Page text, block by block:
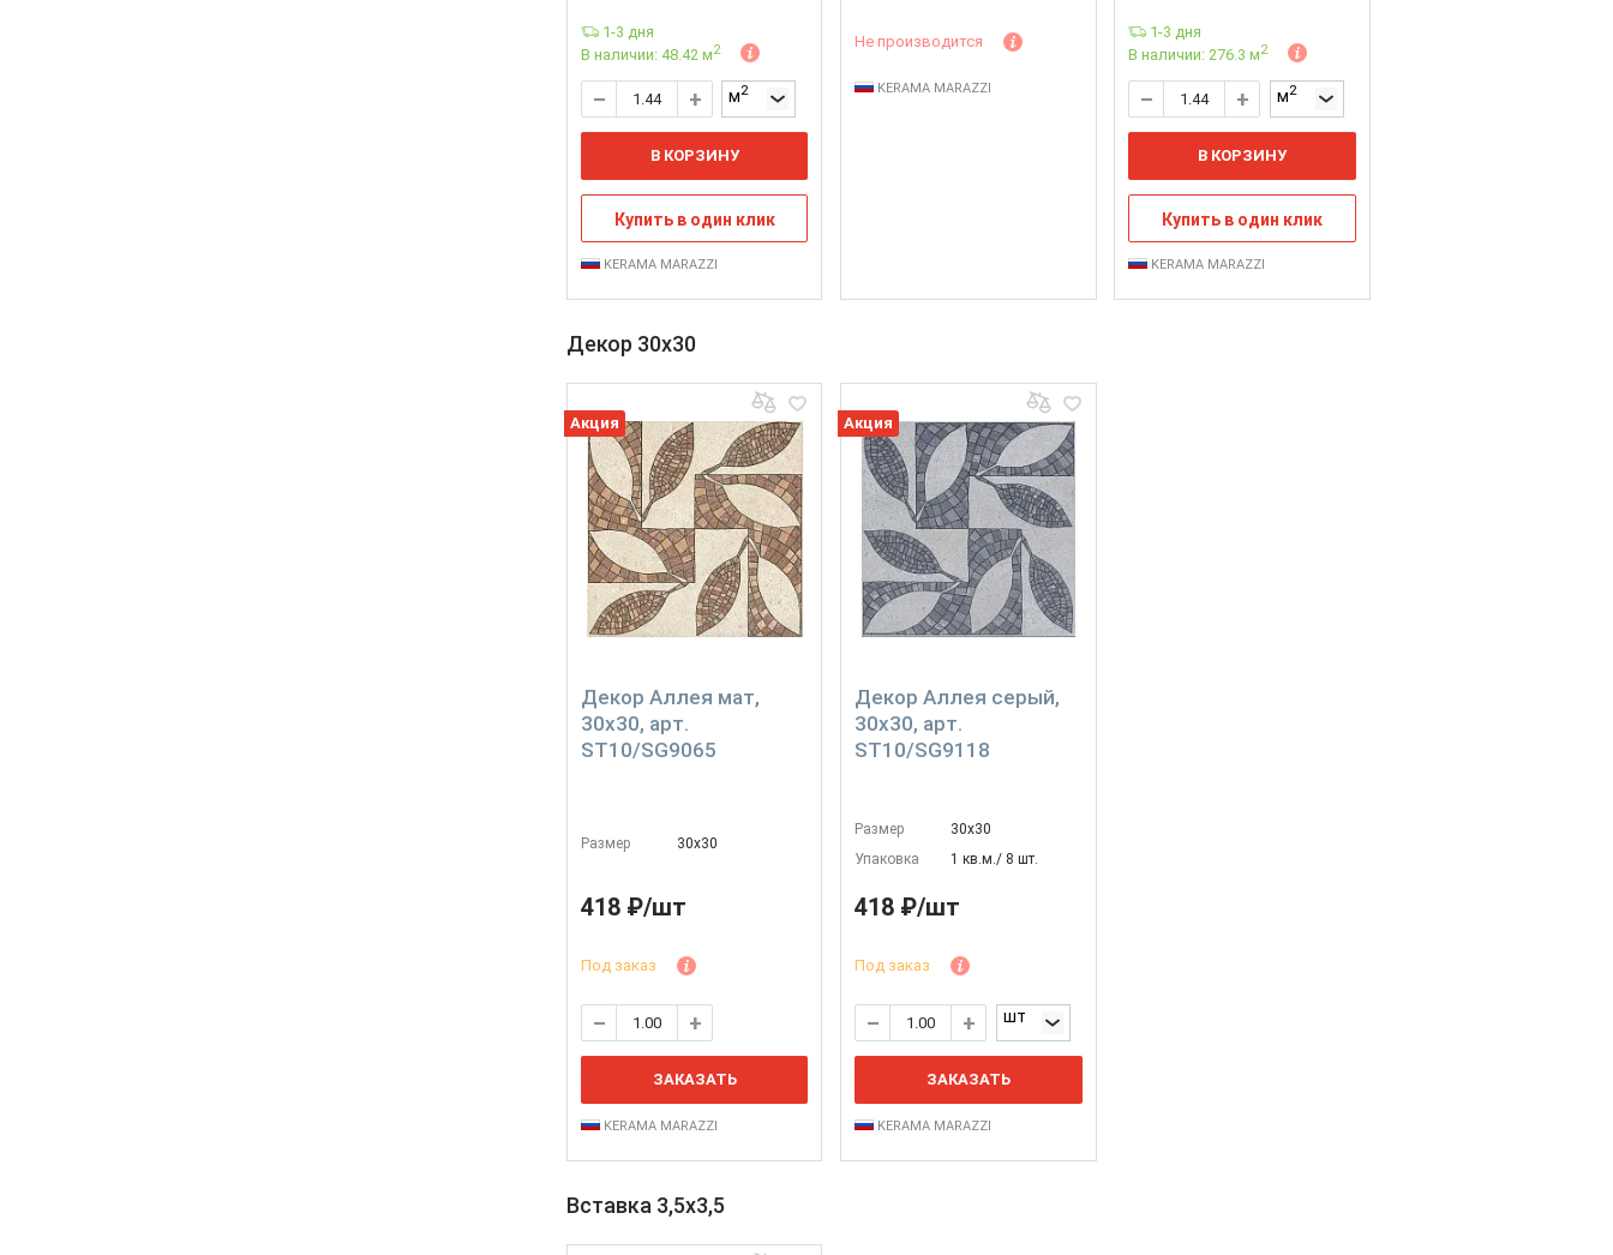
1-3 дня
В наличии: 48.42 м2
м2
В КОРЗИНУ
Купить в один клик
KERAMA MARAZZI
Не производится
KERAMA MARAZZI
1-3 дня
В наличии: 276.3 м2
м2
В КОРЗИНУ
Купить в один клик
KERAMA MARAZZI
Декор 30x30
Декор Аллея мат,
30x30, арт.
ST10/SG9065
Размер 30х30
Акция
418 ₽/шт
Под заказ
ЗАКАЗАТЬ
KERAMA MARAZZI
Декор Аллея серый,
30x30, арт.
ST10/SG9118
Размер
30х30
Упаковка
1 кв.м./ 8 шт.
Акция
418 ₽/шт
Под заказ
шт
ЗАКАЗАТЬ
KERAMA MARAZZI
Вставка 3,5x3,5